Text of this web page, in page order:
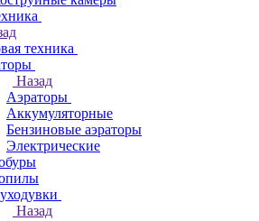
техника
Назад
Аэраторы
Аккумуляторные
Бензиновые аэраторы
Электрические
Назад